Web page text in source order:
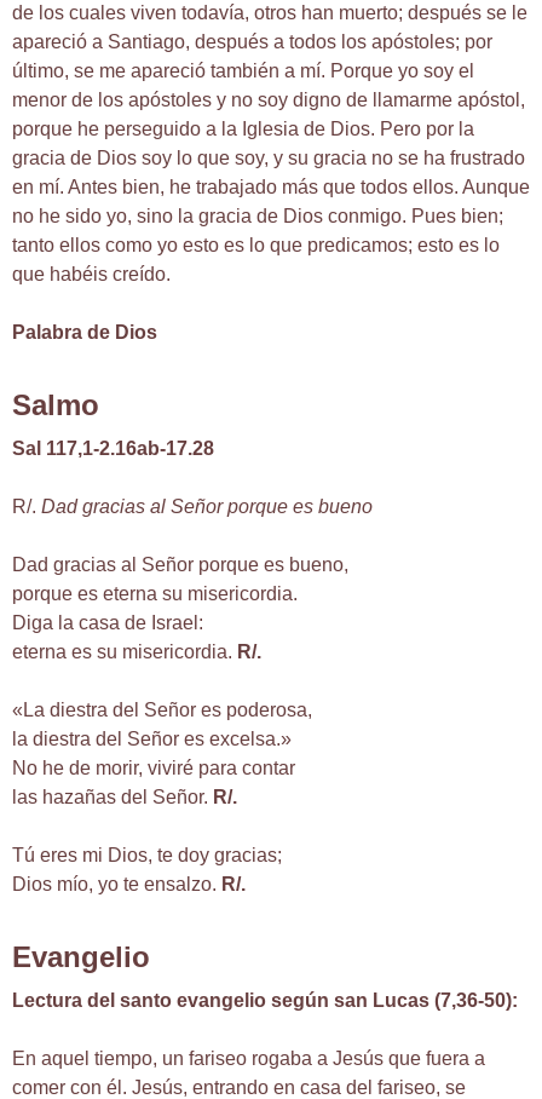
de los cuales viven todavía, otros han muerto; después se le
apareció a Santiago, después a todos los apóstoles; por
último, se me apareció también a mí. Porque yo soy el
menor de los apóstoles y no soy digno de llamarme apóstol,
porque he perseguido a la Iglesia de Dios. Pero por la
gracia de Dios soy lo que soy, y su gracia no se ha frustrado
en mí. Antes bien, he trabajado más que todos ellos. Aunque
no he sido yo, sino la gracia de Dios conmigo. Pues bien;
tanto ellos como yo esto es lo que predicamos; esto es lo
que habéis creído.
Palabra de Dios
Salmo
Sal 117,1-2.16ab-17.28
R/. Dad gracias al Señor porque es bueno
Dad gracias al Señor porque es bueno,
porque es eterna su misericordia.
Diga la casa de Israel:
eterna es su misericordia. R/.
«La diestra del Señor es poderosa,
la diestra del Señor es excelsa.»
No he de morir, viviré para contar
las hazañas del Señor. R/.
Tú eres mi Dios, te doy gracias;
Dios mío, yo te ensalzo. R/.
Evangelio
Lectura del santo evangelio según san Lucas (7,36-50):
En aquel tiempo, un fariseo rogaba a Jesús que fuera a
comer con él. Jesús, entrando en casa del fariseo, se